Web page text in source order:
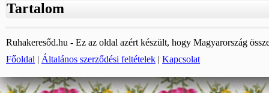
Tartalom
Ruhakeresőd.hu - Ez az oldal azért készült, hogy Magyarország
Főoldal | Általános szerződési feltételek | Kapcsolat